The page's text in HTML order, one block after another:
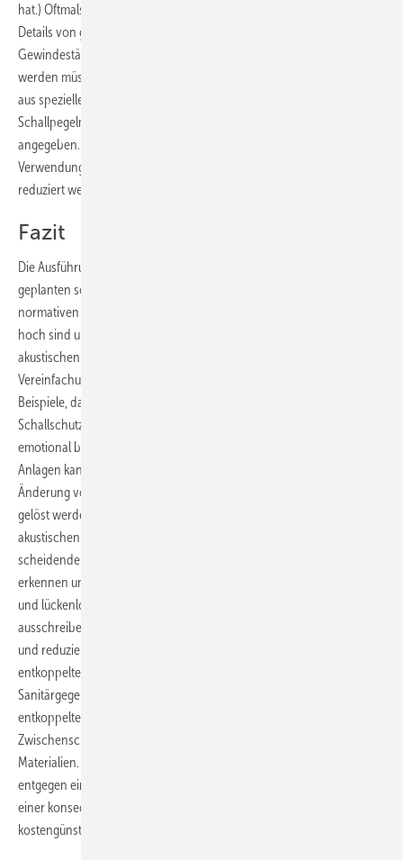
hat.) Oftmals sind bei der Entkoppelung von Sanitärgegenständen
Details von großer Bedeutung. Man denke an Befestigungen von
Gewindestäben, die ebenfalls mit speziellen Materialien entkoppelt
werden müssen. Für die in
aus speziellen Kautschukgemischen sind diverse gemessene A-
Schallpegelminderungen (Einfügungsdämmungen) in
angegeben. Man erkennt, dass die Nutzergeräusche durch
Verwendung der Schallschutzprofile um bis zu 16 dB deutlich
reduziert werden.
Fazit
Die Ausführungen zu den wichtigsten Aussagen in aktuellen und
geplanten schallschutztechnischen Regelwerken zeigen, dass die
normativen und werkvertraglichen Anforderungen an Installationen
hoch sind und künftig noch steigen werden. Aber obwohl die
akustischen Problemstellungen trotz der vorgenommenen
Vereinfachungen relativ kompliziert sind, zeigen die zahlreichen
Beispiele, dass es bereits bewährte und akustisch sichere
Schallschutzprodukte gibt. Das komplexe und mitunter sogar
emotional belastete Problem des Schallschutzes bei haustechnischen
Anlagen kann demnach auch praktisch auf der Baustelle und ohne
Änderung von Montageabläufen und -gewohnheiten zuverlässig
gelöst werden. Voraussetzung für den wirtschaftlichen und
akustischen Erfolg ist lediglich, dass Planer und Verarbeiter die ent­
scheidende Bedeutung einer qualifizierten Körperschalldämmung
erkennen und die am Markt angebotenen Produkte zur umfassenden
und lückenlosen Körperschalldämmung dem Endkunden verkaufen,
ausschreiben und fachgerecht einbauen. Auf diese Weise vereinfacht
und reduziert sich die schalltechnische Aufgabe auf ­eine akustisch
entkoppelte Montage der Rohrleitungen, Sanitärelemente,
Sanitärgegenstände, Heizungsanlagen usw. vom Baukörper. Akustisch
entkoppelte Montage bedeutet dabei die lückenlose
Zwischenschaltung bewährter, weich federnder Dämmstoffe und
Materialien. Die langjährige praktische Erfahrung zeigt, dass –
entgegen einer weit verbreiteten Meinung – der akustische Erfolg mit
einer konsequenten Körperschalldämmung sicher und auch
kostengünstig zu erreichen ist.